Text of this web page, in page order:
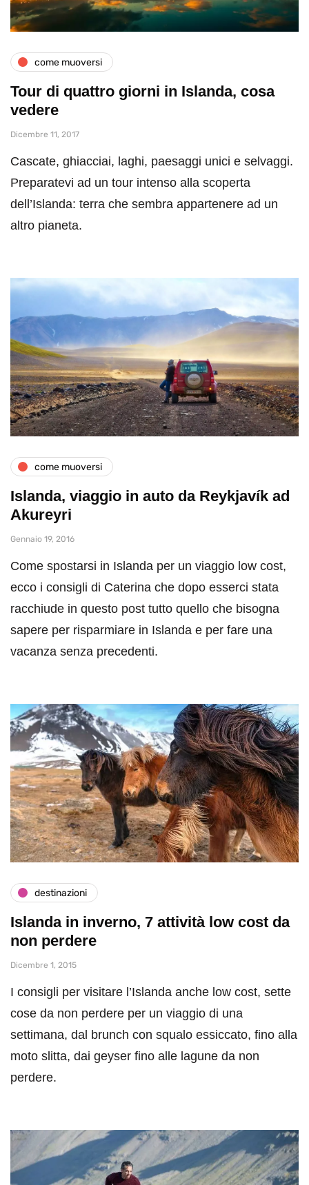
come muoversi
Tour di quattro giorni in Islanda, cosa
vedere
Dicembre 11, 2017
Cascate, ghiacciai, laghi, paesaggi unici e selvaggi.
Preparatevi ad un tour intenso alla scoperta
dell’Islanda: terra che sembra appartenere ad un
altro pianeta.
come muoversi
Islanda, viaggio in auto da Reykjavík ad
Akureyri
Gennaio 19, 2016
Come spostarsi in Islanda per un viaggio low cost,
ecco i consigli di Caterina che dopo esserci stata
racchiude in questo post tutto quello che bisogna
sapere per risparmiare in Islanda e per fare una
vacanza senza precedenti.
destinazioni
Islanda in inverno, 7 attività low cost da
non perdere
Dicembre 1, 2015
I consigli per visitare l’Islanda anche low cost, sette
cose da non perdere per un viaggio di una
settimana, dal brunch con squalo essiccato, fino alla
moto slitta, dai geyser fino alle lagune da non
perdere.